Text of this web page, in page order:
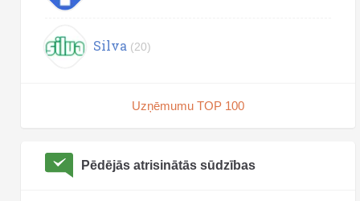
Silva (20)
Uzņēmumu TOP 100
Pēdējās atrisinātās sūdzības